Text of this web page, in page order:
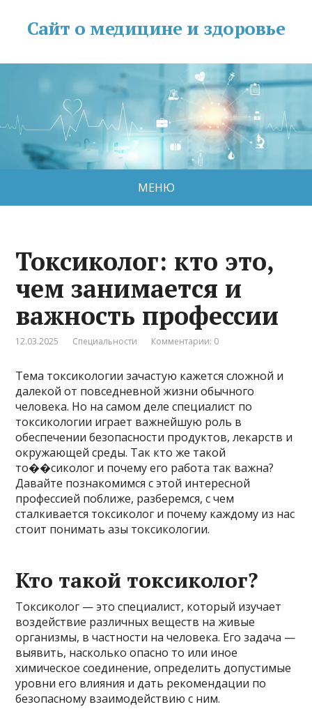
Сайт о медицине и здоровье
МЕНЮ
Токсиколог: кто это,
чем занимается и
важность профессии
12.03.2025 Специальности Комментарии: 0
Тема токсикологии зачастую кажется сложной и
далекой от повседневной жизни обычного
человека. Но на самом деле специалист по
токсикологии играет важнейшую роль в
обеспечении безопасности продуктов, лекарств и
окружающей среды. Так кто же такой
то��сиколог и почему его работа так важна?
Давайте познакомимся с этой интересной
профессией поближе, разберемся, с чем
сталкивается токсиколог и почему каждому из нас
стоит понимать азы токсикологии.
Кто такой токсиколог?
Токсиколог — это специалист, который изучает
воздействие различных веществ на живые
организмы, в частности на человека. Его задача —
выявить, насколько опасно то или иное
химическое соединение, определить допустимые
уровни его влияния и дать рекомендации по
безопасному взаимодействию с ним.